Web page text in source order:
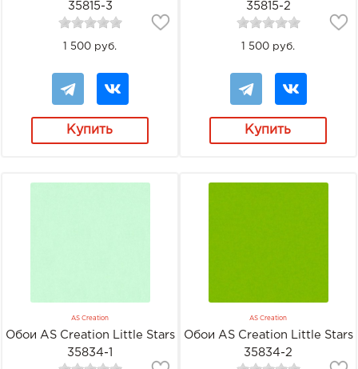
35815-3
1 500 руб.
Купить
35815-2
1 500 руб.
Купить
AS Creation
Обои AS Creation Little Stars
35834-1
AS Creation
Обои AS Creation Little Stars
35834-2